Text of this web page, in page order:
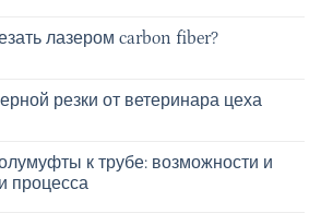
лазером carbon fiber?
резки от ветеринара цеха
к трубе: возможности и
процесса